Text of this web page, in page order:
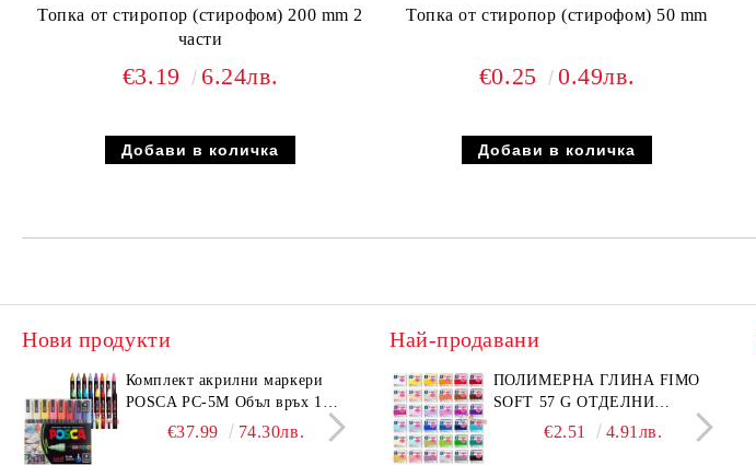
Топка от стиропор (стирофом) 200 mm 2
части
€3.19 6.24лв.
Топка от стиропор (стирофом) 50 mm
€0.25 0.49лв.
Нови продукти
Комплeкт акрилни маркери
POSCA PC-5M Объл връх 16
бр. Основни цветове
€37.99 74.30лв.
Комплект графитни моливи
KOH-I-NOOR Art 24 бр. (8B-
10H) В метална кутия
€18.60 36.38лв.
Най-продавани
ПОЛИМЕРНА ГЛИНА FIMO
SOFT 57 G ОТДЕЛНИ
ЦВЕТОВЕ€2.51 4.91лв.